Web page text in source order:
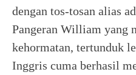
dengan tos-tosan alias
Pangeran William yang
kehormatan, tertunduk
Inggris cuma berhasil